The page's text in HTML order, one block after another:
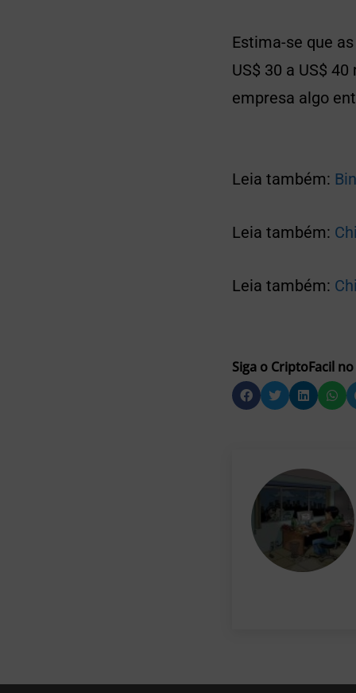
Estima-se que
US$ 30 a US$
empresa algo
Leia também:
Leia também:
Leia também:
Siga o CriptoFacil no